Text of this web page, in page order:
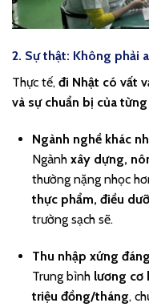
2. Sự thật: Không phải
Thực tế, đi Nhật có vất
và sự chuẩn bị của
Ngành nghề khác
Ngành xây dựng,
thường nặng nhọc
thực phẩm, điều
trường sạch sẽ.
Thu nhập xứng
Trung bình lương cơ
triệu đồng/tháng,